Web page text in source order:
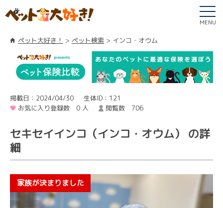
MENU
ペット大好き！ ペット検索 インコ・オウム
掲載日：2024/04/30
生体ID：121
お気に入り登録数 0 人
閲覧数 706
セキセイインコ（インコ・オウム） の詳
細